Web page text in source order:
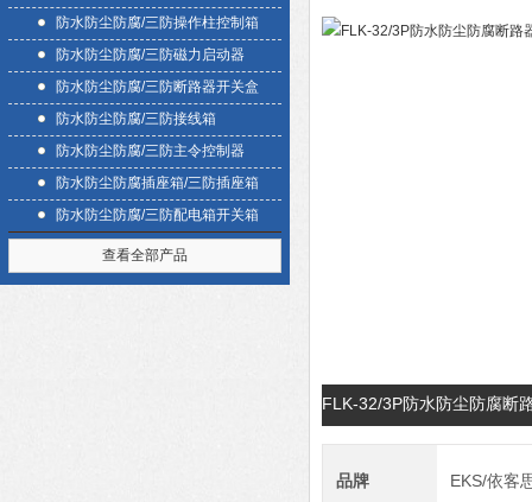
防水防尘防腐/三防操作柱控制箱
防水防尘防腐/三防磁力启动器
防水防尘防腐/三防断路器开关盒
防水防尘防腐/三防接线箱
防水防尘防腐/三防主令控制器
防水防尘防腐插座箱/三防插座箱
防水防尘防腐/三防配电箱开关箱
查看全部产品
FLK-32/3P防水防尘防腐断
品牌 EKS/依客